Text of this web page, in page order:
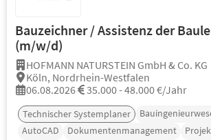
Bauzeichner / Assistenz der
(m/w/d)
HOFMANN NATURSTEIN GmbH & Co. KG
Köln, Nordrhein-Westfalen
06.08.2026
35.000 - 48.000 €/Jahr
Technischer Systemplaner
AutoCAD
Dokumentenmanagement